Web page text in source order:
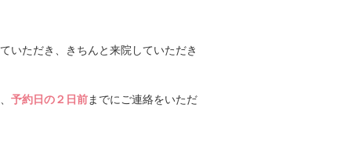
いただき、きちんと来院していただき
予約日の２日前までにご連絡をいただ